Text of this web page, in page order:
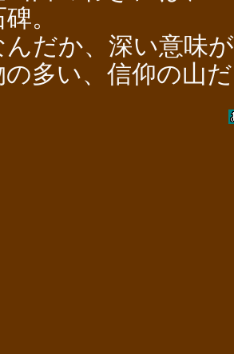
。
だか、深い意味
の多い、信仰の山